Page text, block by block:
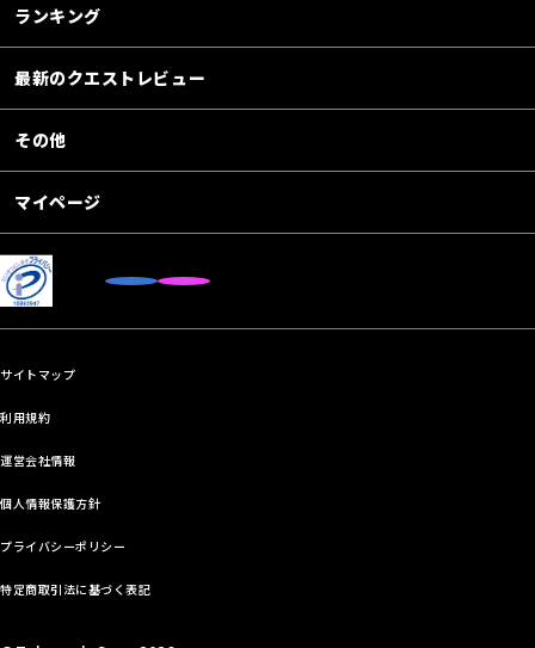
ランキング
最新のクエストレビュー
その他
マイページ
サイトマップ
利用規約
運営会社情報
個人情報保護方針
プライバシーポリシー
特定商取引法に基づく表記